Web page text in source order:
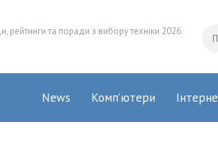
рейтинги та поради з вибору техніки 2026
News Комп’ютери